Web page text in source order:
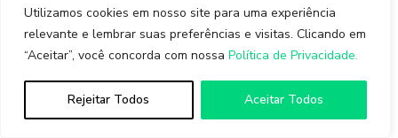
Utilizamos cookies em nosso site para uma experiência
relevante e lembrar suas preferências e visitas. Clicando em
“Aceitar”, você concorda com nossa Política de Privacidade.
Rejeitar Todos Aceitar Todos